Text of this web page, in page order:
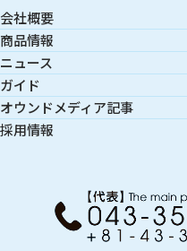
会社概要
商品情報
ニュース
ガイド
オウンドメディア記事
採用情報